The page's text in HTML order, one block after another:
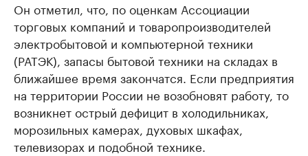
Он отметил, что, по оценкам Ассоциации
торговых компаний и товаропроизводителей
электробытовой и компьютерной техники
(РАТЭК), запасы бытовой техники на складах в
ближайшее время закончатся. Если предприятия
на территории России не возобновят работу, то
возникнет острый дефицит в холодильниках,
морозильных камерах, духовых шкафах,
телевизорах и подобной технике.